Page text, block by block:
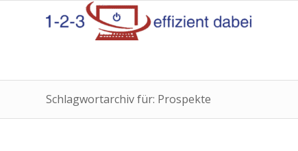
Schlagwortarchiv für: Prospekte